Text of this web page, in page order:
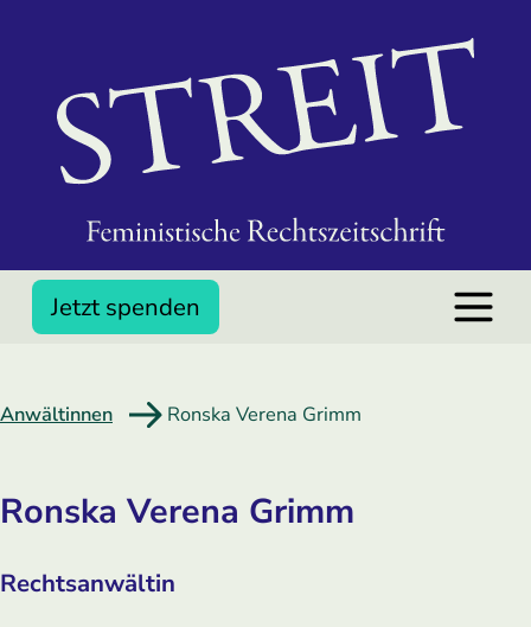
Jetzt spenden
Anwältinnen Ronska Verena Grimm
Ronska Verena Grimm
Rechtsanwältin